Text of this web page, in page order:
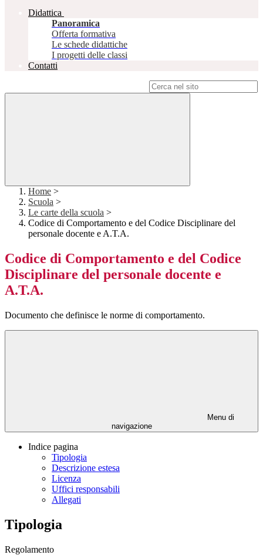
Didattica
Panoramica
Offerta formativa
Le schede didattiche
I progetti delle classi
Contatti
Home >
Scuola >
Le carte della scuola >
Codice di Comportamento e del Codice Disciplinare del
personale docente e A.T.A.
Codice di Comportamento e del Codice
Disciplinare del personale docente e
A.T.A.
Documento che definisce le norme di comportamento.
Menu di
navigazione
Indice pagina
Tipologia
Descrizione estesa
Licenza
Uffici responsabili
Allegati
Tipologia
Regolamento